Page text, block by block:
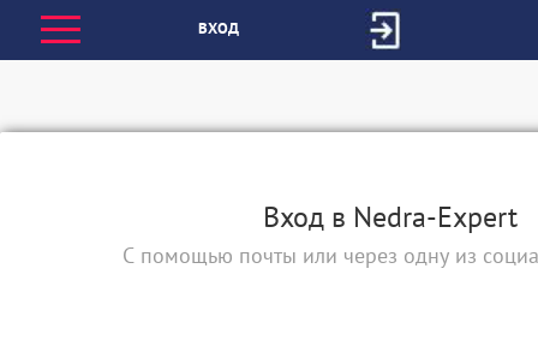
ВХОД
Вход в Nedra-Expert
С помощью почты или через одну из